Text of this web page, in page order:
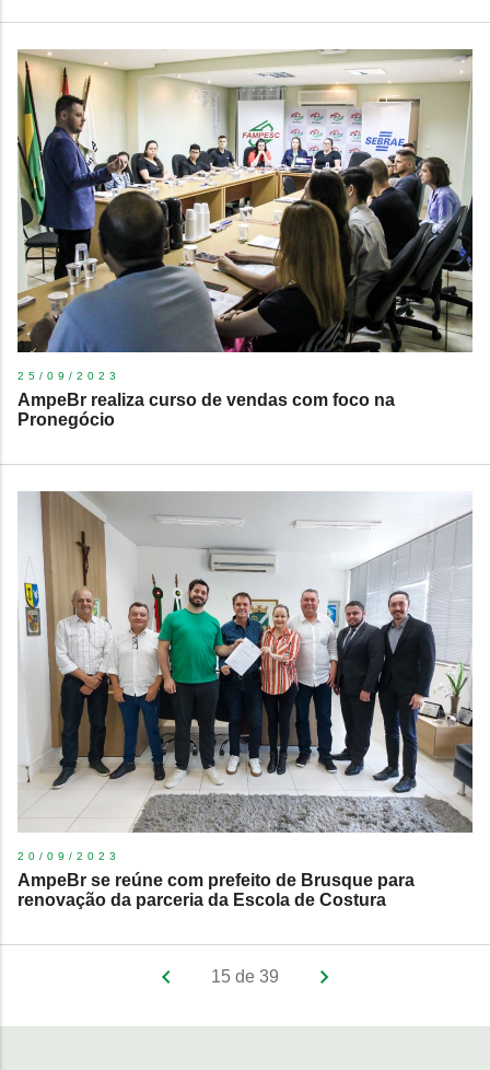
25/09/2023
​AmpeBr realiza curso de vendas com foco na
Pronegócio
20/09/2023
AmpeBr se reúne com prefeito de Brusque para
renovação da parceria da Escola de Costura
15 de 39